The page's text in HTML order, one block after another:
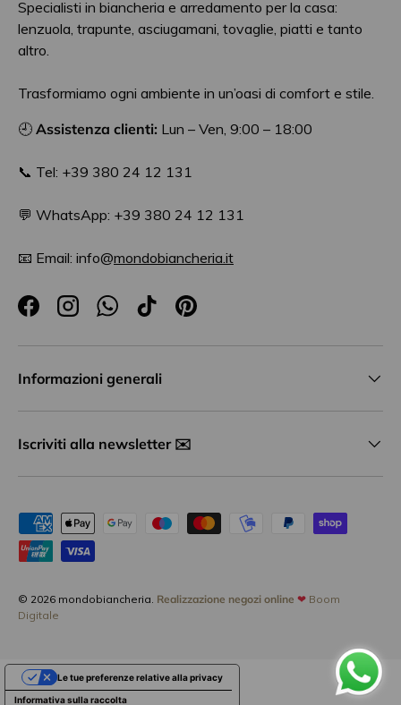
Specialisti in biancheria e arredamento per la casa:
lenzuola, trapunte, asciugamani, tovaglie, piatti e tanto
altro.
Trasformiamo ogni ambiente in un’oasi di comfort e stile.
🕘 Assistenza clienti: Lun – Ven, 9:00 – 18:00
📞 Tel: +39 380 24 12 131
💬 WhatsApp: +39 380 24 12 131
📧 Email: info@mondobiancheria.it
FacebookInstagramWhatsApp
TikTokPinterest
Informazioni generali
Iscriviti alla newsletter ✉️
Metodi di pagamento accettati
© 2026 mondobiancheria Realizzazione negozi online ❤ Boom
Digitale
Informativa sulla raccolta
Le tue preferenze relative alla privacy